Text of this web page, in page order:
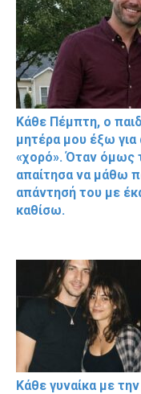
Κάθε Πέμπτη, ο
μητέρα μου έξω
«χορό». Όταν όμως
απαίτησα να μάθω
απάντησή του με
καθίσω.
Κάθε γυναίκα με